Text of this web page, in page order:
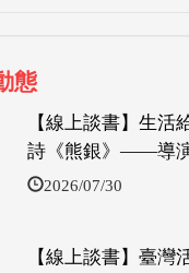
態
【線上談書】生活
詩《熊銀》——導
2026/07/30
【線上談書】臺灣